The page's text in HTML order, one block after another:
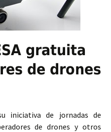
gratuita
de drones
iniciativa de jornadas de
de drones y otros